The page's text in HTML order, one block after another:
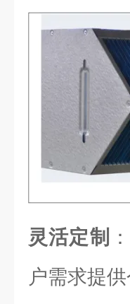
灵活定制
户需求提